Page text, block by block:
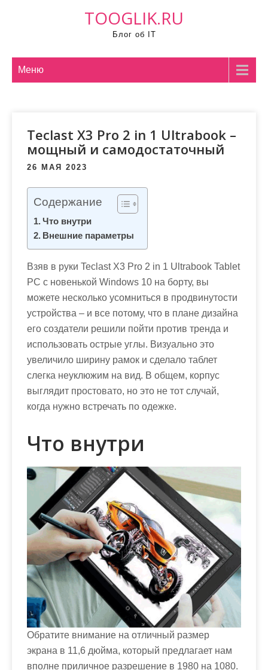
TOOGLIK.RU
Блог об IT
Меню
Teclast X3 Pro 2 in 1 Ultrabook –
мощный и самодостаточный
26 МАЯ 2023
Содержание
Что внутри
Внешние параметры
Взяв в руки Teclast X3 Pro 2 in 1 Ultrabook Tablet
PC с новенькой Windows 10 на борту, вы
можете несколько усомниться в продвинутости
устройства – и все потому, что в плане дизайна
его создатели решили пойти против тренда и
использовать острые углы. Визуально это
увеличило ширину рамок и сделало таблет
слегка неуклюжим на вид. В общем, корпус
выглядит простовато, но это не тот случай,
когда нужно встречать по одежке.
Что внутри
Обратите внимание на отличный размер
экрана в 11,6 дюйма, который предлагает нам
вполне приличное разрешение в 1980 на 1080.